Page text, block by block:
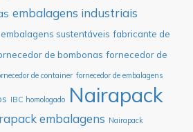
embalagens industriais
embalagens sustentáveis fabricante de
de bombonas fornecedor de
de container fornecedor de embalagens
IBC homologado Nairapack
embalagens Nairapack